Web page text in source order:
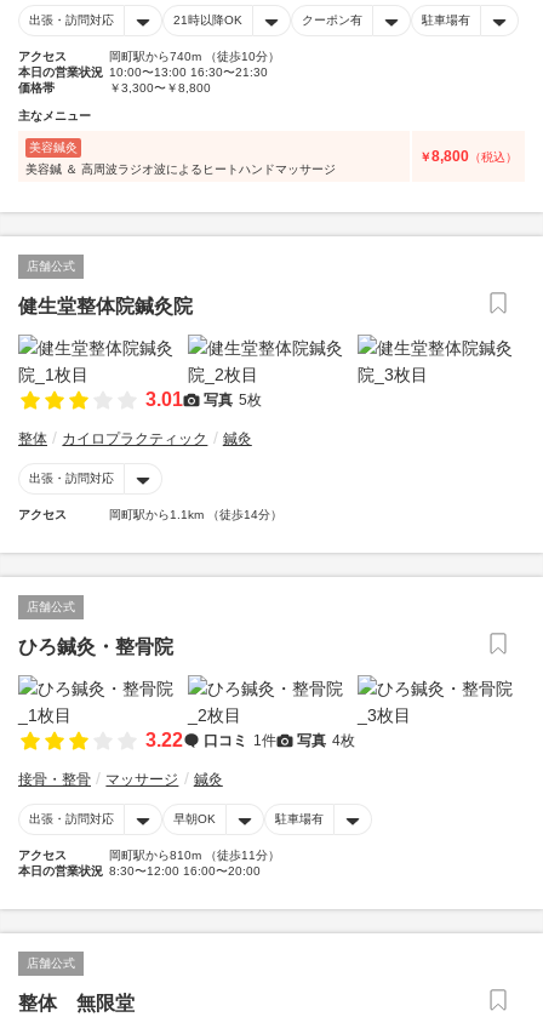
出張・訪問対応 21時以降OK クーポン有 駐車場有
アクセス
岡町駅から740m （徒歩10分）
本日の営業状況 10:00〜13:00 16:30〜21:30
価格帯
￥3,300〜￥8,800
主なメニュー
美容鍼灸
美容鍼 ＆ 高周波ラジオ波によるヒートハンドマッサージ
￥8,800 （税込）
店舗公式
健生堂整体院鍼灸院
3.01 写真 5枚
整体 カイロプラクティック 鍼灸
出張・訪問対応
アクセス 岡町駅から1.1km （徒歩14分）
店舗公式
ひろ鍼灸・整骨院
3.22 口コミ 1件 写真 4枚
接骨・整骨 マッサージ 鍼灸
出張・訪問対応 早朝OK 駐車場有
アクセス
岡町駅から810m （徒歩11分）
本日の営業状況 8:30〜12:00 16:00〜20:00
店舗公式
整体 無限堂